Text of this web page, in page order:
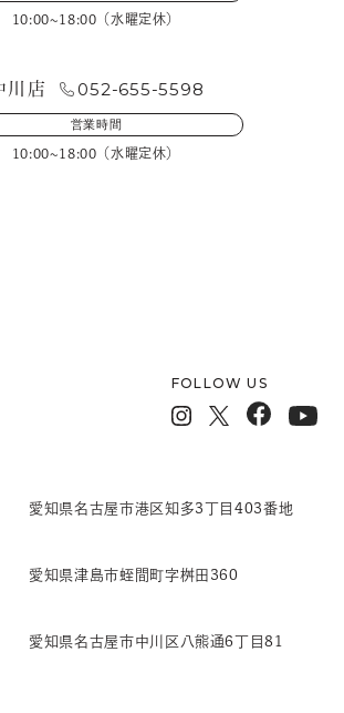
10:00~18:00（水曜定休）
川店 052-655-5598
営業時間
10:00~18:00（水曜定休）
FOLLOW US
愛知県名古屋市港区知多3丁目403番地
愛知県津島市蛭間町字桝田360
愛知県名古屋市中川区八熊通6丁目81